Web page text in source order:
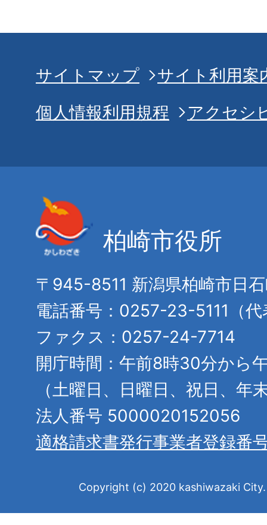
サイトマップ
サイト利用案
個人情報利用規程
アクセシ
柏崎市役所
〒945-8511 新潟県柏崎市日
電話番号：0257-23-5111（代
ファクス：0257-24-7714
開庁時間：午前8時30分から
（土曜日、日曜日、祝日、年
法人番号 5000020152056
適格請求書発行事業者登録番
Copyright (c) 2020 kashiwazaki